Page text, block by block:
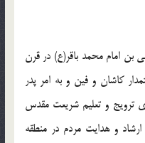
بن امام محمد باقر(ع) در قرن
کاشان و فین و به امر پدر
ترویج و تعلیم شریعت مقدس
و هدایت مردم در منطقه